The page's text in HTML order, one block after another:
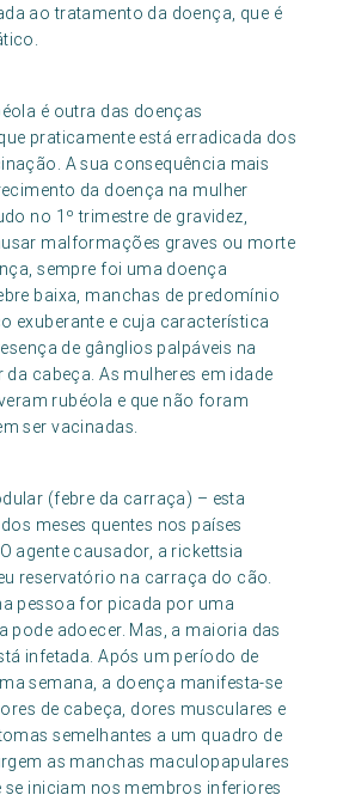
ao tratamento da doença, que é
é outra das doenças
praticamente está erradicada dos
A sua consequência mais
da doença na mulher
no 1º trimestre de gravidez,
malformações graves ou morte
sempre foi uma doença
baixa, manchas de predomínio
exuberante e cuja característica
de gânglios palpáveis na
cabeça. As mulheres em idade
rubéola e que não foram
ser vacinadas.
(febre da carraça) – esta
meses quentes nos países
agente causador, a rickettsia
reservatório na carraça do cão.
pessoa for picada por uma
pode adoecer. Mas, a maioria das
infetada. Após um período de
semana, a doença manifesta-se
de cabeça, dores musculares e
semelhantes a um quadro de
as manchas maculopapulares
se iniciam nos membros inferiores